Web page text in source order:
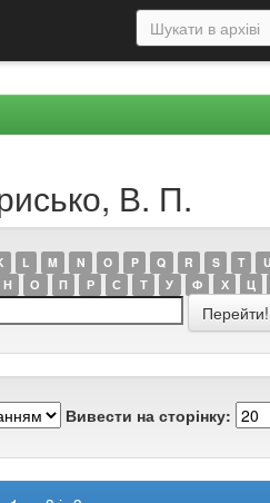
В. П.
L M N O P Q R S T U
Н О П Р С Т У Ф Х Ц
Вивести на сторінку: